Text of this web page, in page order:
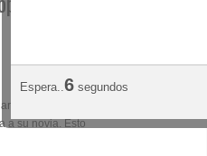
a su novia. Esto
Espera..2 segundos